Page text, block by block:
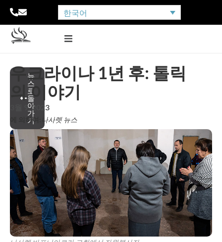
한국어
뉴
스
로
돌
아
가
기
우크라이나 1년 후: 톨릭
의 이야기
3월 9, 2023
에 의하여: 나사렛 뉴스